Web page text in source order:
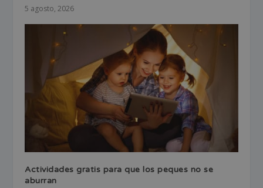
5 agosto, 2026
Actividades gratis para que los peques no se
aburran